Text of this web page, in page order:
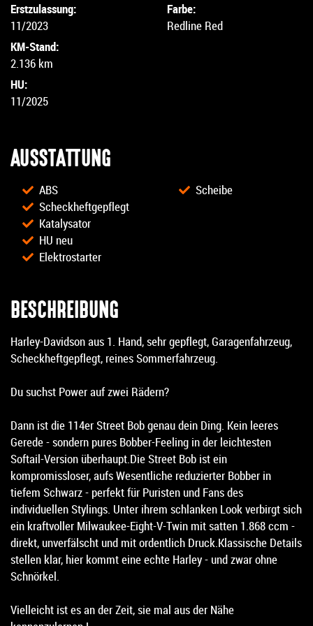
Erstzulassung:
11/2023
KM-Stand:
2.136 km
HU:
11/2025
Farbe:
Redline Red
AUSSTATTUNG
ABS
Scheckheftgepflegt
Katalysator
HU neu
Elektrostarter
Scheibe
BESCHREIBUNG
Harley-Davidson aus 1. Hand, sehr gepflegt, Garagenfahrzeug,
Scheckheftgepflegt, reines Sommerfahrzeug.
Du suchst Power auf zwei Rädern?
Dann ist die 114er Street Bob genau dein Ding. Kein leeres
Gerede - sondern pures Bobber-Feeling in der leichtesten
Softail-Version überhaupt.Die Street Bob ist ein
kompromissloser, aufs Wesentliche reduzierter Bobber in
tiefem Schwarz - perfekt für Puristen und Fans des
individuellen Stylings. Unter ihrem schlanken Look verbirgt sich
ein kraftvoller Milwaukee-Eight-V-Twin mit satten 1.868 ccm -
direkt, unverfälscht und mit ordentlich Druck.Klassische Details
stellen klar, hier kommt eine echte Harley - und zwar ohne
Schnörkel.
Vielleicht ist es an der Zeit, sie mal aus der Nähe